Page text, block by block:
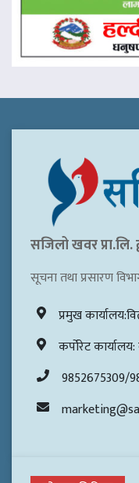
सजिलो खवर प्रा.लि.
सूचना तथा प्रसारण
प्रमुख
कर्पोरेट
9852675309/